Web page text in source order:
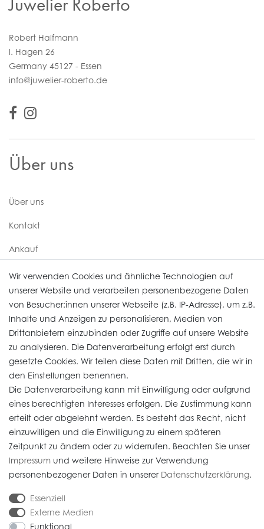
Robert Halfmann
I. Hagen 26
Germany 45127 - Essen
info@juwelier-roberto.de
Über uns
Über uns
Kontakt
Ankauf
Uhren Service
Vertrag widerrufen
Informationen
Widerrufs­recht
Impressum
AGB
Wir verwenden Cookies und ähnliche Technologien auf
unserer Website und verarbeiten personenbezogene Daten
von Besucher:innen unserer Webseite (z.B. IP-Adresse), um z.B.
Inhalte und Anzeigen zu personalisieren, Medien von
Drittanbietern einzubinden oder Zugriffe auf unsere Website
zu analysieren. Die Datenverarbeitung erfolgt erst durch
gesetzte Cookies. Wir teilen diese Daten mit Dritten, die wir in
den Einstellungen benennen.
Die Datenverarbeitung kann mit Einwilligung oder aufgrund
eines berechtigten Interesses erfolgen. Die Zustimmung kann
erteilt oder abgelehnt werden. Es besteht das Recht, nicht
einzuwilligen und die Einwilligung zu einem späteren
Zeitpunkt zu ändern oder zu widerrufen. Beachten Sie unser
Impressum und weitere Hinweise zur Verwendung
personenbezogener Daten in unserer Daten­schutz­erklärung.
Essenziell
Externe Medien
Funktional